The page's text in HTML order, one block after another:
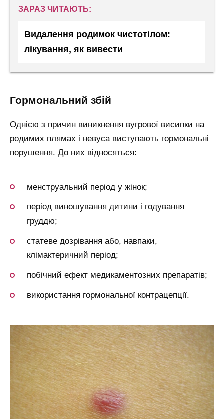
ЗАРАЗ ЧИТАЮТЬ:
Видалення родимок чистотілом:
лікування, як вивести
гормональний збій
Однією з причин виникнення вугрової висипки на
родимих плямах і невуса виступають гормональні
порушення. До них відносяться:
менструальний період у жінок;
період виношування дитини і годування
груддю;
статеве дозрівання або, навпаки,
клімактеричний період;
побічний ефект медикаментозних препаратів;
використання гормональної контрацепції.